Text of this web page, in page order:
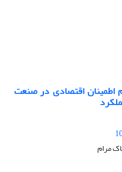
اطمینان اقتصادی در صنعت
مرام